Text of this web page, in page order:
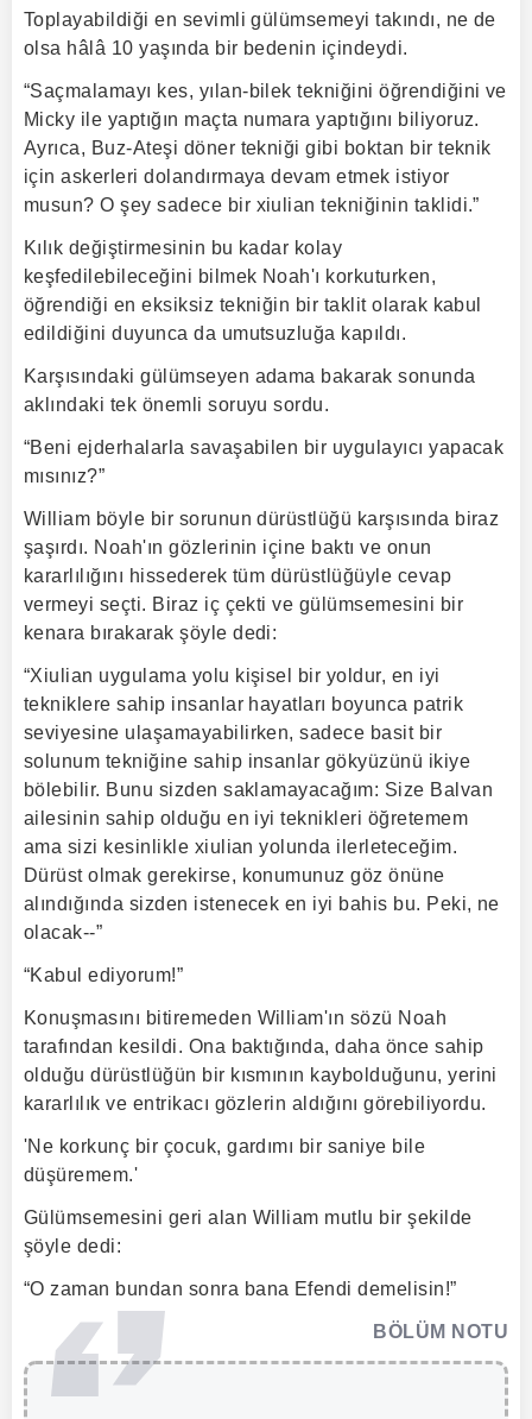
Toplayabildiği en sevimli gülümsemeyi takındı, ne de
olsa hâlâ 10 yaşında bir bedenin içindeydi.
“Saçmalamayı kes, yılan-bilek tekniğini öğrendiğini ve
Micky ile yaptığın maçta numara yaptığını biliyoruz.
Ayrıca, Buz-Ateşi döner tekniği gibi boktan bir teknik
için askerleri dolandırmaya devam etmek istiyor
musun? O şey sadece bir xiulian tekniğinin taklidi.”
Kılık değiştirmesinin bu kadar kolay
keşfedilebileceğini bilmek Noah'ı korkuturken,
öğrendiği en eksiksiz tekniğin bir taklit olarak kabul
edildiğini duyunca da umutsuzluğa kapıldı.
Karşısındaki gülümseyen adama bakarak sonunda
aklındaki tek önemli soruyu sordu.
“Beni ejderhalarla savaşabilen bir uygulayıcı yapacak
mısınız?”
William böyle bir sorunun dürüstlüğü karşısında biraz
şaşırdı. Noah'ın gözlerinin içine baktı ve onun
kararlılığını hissederek tüm dürüstlüğüyle cevap
vermeyi seçti. Biraz iç çekti ve gülümsemesini bir
kenara bırakarak şöyle dedi:
“Xiulian uygulama yolu kişisel bir yoldur, en iyi
tekniklere sahip insanlar hayatları boyunca patrik
seviyesine ulaşamayabilirken, sadece basit bir
solunum tekniğine sahip insanlar gökyüzünü ikiye
bölebilir. Bunu sizden saklamayacağım: Size Balvan
ailesinin sahip olduğu en iyi teknikleri öğretemem
ama sizi kesinlikle xiulian yolunda ilerleteceğim.
Dürüst olmak gerekirse, konumunuz göz önüne
alındığında sizden istenecek en iyi bahis bu. Peki, ne
olacak--”
“Kabul ediyorum!”
Konuşmasını bitiremeden William'ın sözü Noah
tarafından kesildi. Ona baktığında, daha önce sahip
olduğu dürüstlüğün bir kısmının kaybolduğunu, yerini
kararlılık ve entrikacı gözlerin aldığını görebiliyordu.
'Ne korkunç bir çocuk, gardımı bir saniye bile
düşüremem.'
Gülümsemesini geri alan William mutlu bir şekilde
şöyle dedi:
“O zaman bundan sonra bana Efendi demelisin!”
BÖLÜM NOTU